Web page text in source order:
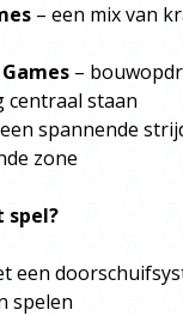
– een mix van
–
centraal staan
spannende
zone
spel?
een
spelen